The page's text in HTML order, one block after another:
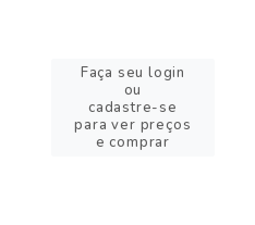
Faça seu login
ou
cadastre-se
para ver preços
e comprar